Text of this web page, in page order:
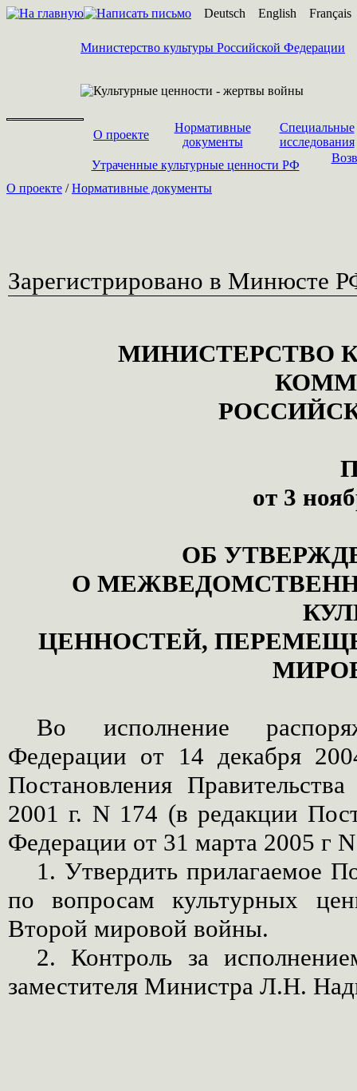
Deutsch English Français
Министерство культуры Российской Федерации
О проекте
Нормативные
документы
Специальные
исследования
Утраченные культурные ценности РФ
О проекте /Нормативные документы
Зарегистрировано в Минюсте
МИНИСТЕРСТВО
от 3
ОБ
О
ЦЕННОСТЕЙ,
Во исполнение
Федерации от 14 декабря
Постановления
2001 г. N 174 (в редакции
Федерации от 31 марта 2005 г
1. Утвердить прилагаемое
по вопросам культурных
Второй мировой войны.
2. Контроль за
заместителя Министра Л.Н.